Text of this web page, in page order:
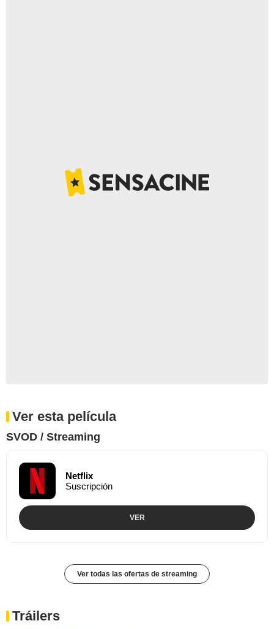
Ver esta película
SVOD / Streaming
Netflix
Suscripción
VER
Ver todas las ofertas de streaming
Tráilers